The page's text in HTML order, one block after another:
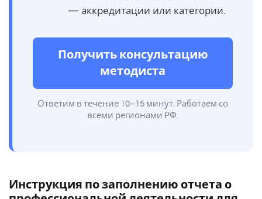
— аккредитации или категории.
Получить консультацию
методиста
Ответим в течение 10–15 минут. Работаем со
всеми регионами РФ.
Инструкция по заполнению отчета о